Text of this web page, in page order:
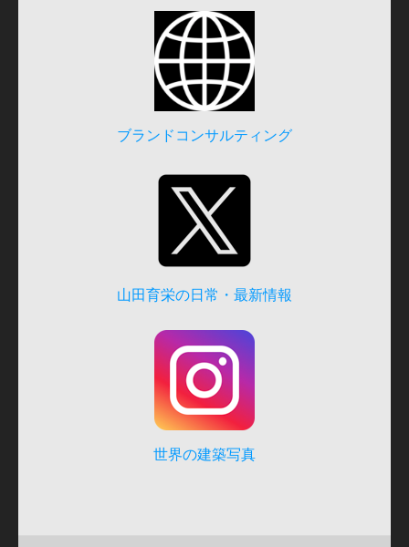
ブランドコンサルティング
山田育栄の日常・最新情報
世界の建築写真